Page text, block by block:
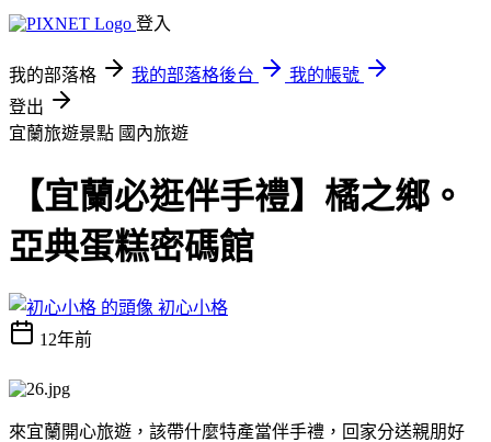
登入
我的部落格 我的部落格後台
我的帳號
登出
宜蘭旅遊景點 國內旅遊
【宜蘭必逛伴手禮】橘之鄉。
亞典蛋糕密碼館
初心小格
12年前
來宜蘭開心旅遊，該帶什麼特產當伴手禮，回家分送親朋好